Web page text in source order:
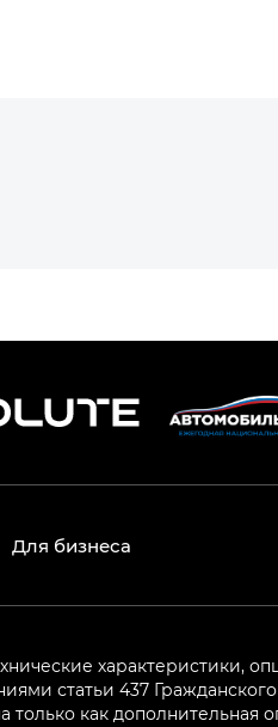
Для бизнеса
характеристики,
статьи 437
как дополнительная